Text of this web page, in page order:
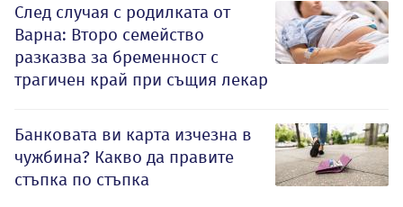
След случая с родилката от
Варна: Второ семейство
разказва за бременност с
трагичен край при същия лекар
Банковата ви карта изчезна в
чужбина? Какво да правите
стъпка по стъпка